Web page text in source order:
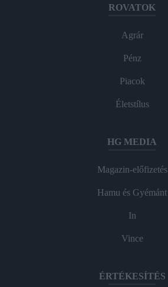
ROVATOK
Agrár
Pénz
Piacok
Életstílus
HG MEDIA
Magazin-előfizetés
Hamu és Gyémánt
In
Vince
ÉRTÉKESÍTÉS